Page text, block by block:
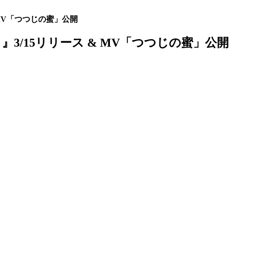
「つつじの蜜」公開
3/15リリース & MV「つつじの蜜」公開